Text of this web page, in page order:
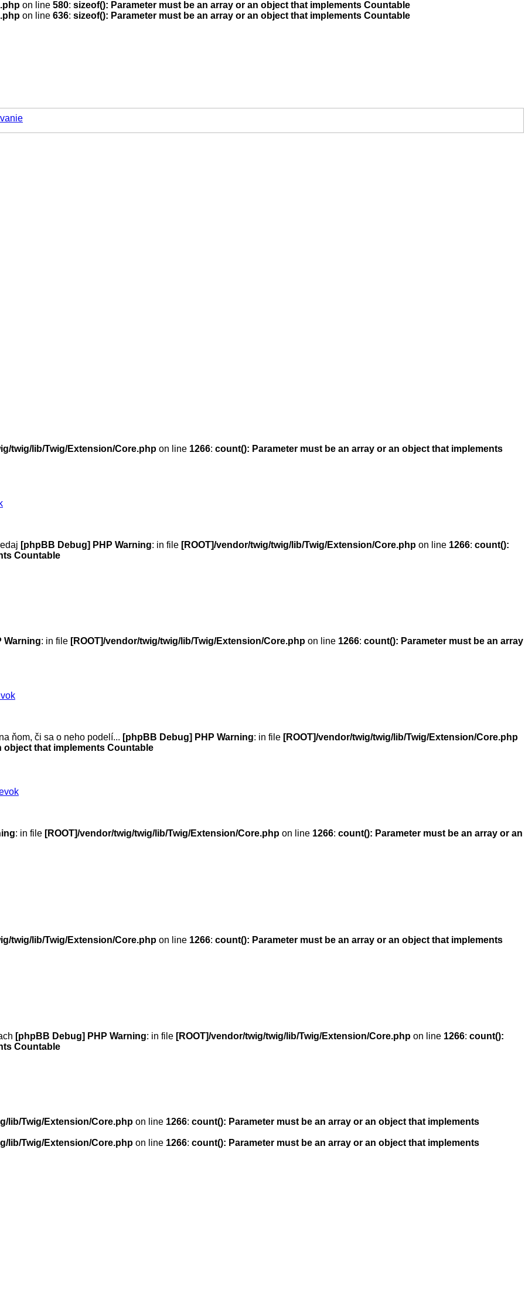
on line 580: sizeof(): Parameter must be an array or an object that implements Countable
on line 636: sizeof(): Parameter must be an array or an object that implements Countable
twig/lib/Twig/Extension/Core.php on line 1266: count(): Parameter must be an array or an object that implements
[phpBB Debug] PHP Warning: in file [ROOT]/vendor/twig/twig/lib/Twig/Extension/Core.php on line 1266: count():
Countable
Warning: in file [ROOT]/vendor/twig/twig/lib/Twig/Extension/Core.php on line 1266: count(): Parameter must be an array
ňom, či sa o neho podelí... [phpBB Debug] PHP Warning: in file [ROOT]/vendor/twig/twig/lib/Twig/Extension/Core.php
object that implements Countable
: in file [ROOT]/vendor/twig/twig/lib/Twig/Extension/Core.php on line 1266: count(): Parameter must be an array or an
twig/lib/Twig/Extension/Core.php on line 1266: count(): Parameter must be an array or an object that implements
[phpBB Debug] PHP Warning: in file [ROOT]/vendor/twig/twig/lib/Twig/Extension/Core.php on line 1266: count():
Countable
lib/Twig/Extension/Core.php on line 1266: count(): Parameter must be an array or an object that implements
lib/Twig/Extension/Core.php on line 1266: count(): Parameter must be an array or an object that implements